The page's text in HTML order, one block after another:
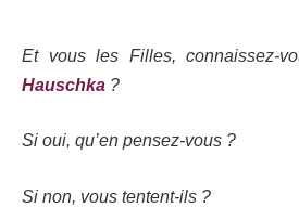
Et vous les Filles, connaissez-
Hauschka ?
Si oui, qu’en pensez-vous ?
Si non, vous tentent-ils ?